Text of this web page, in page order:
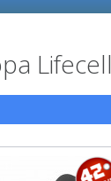
Lifecell